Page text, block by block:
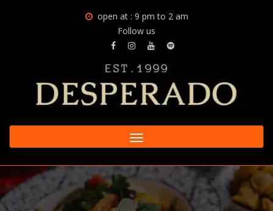
open at : 9 pm to 2 am
Follow us
Toggle
navigation